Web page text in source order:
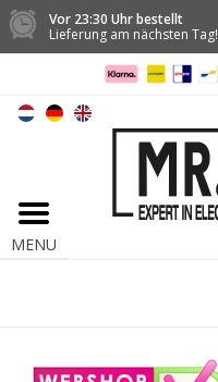
Vor 23:30 Uhr bestellt
Lieferung am nächsten Tag!
MENU